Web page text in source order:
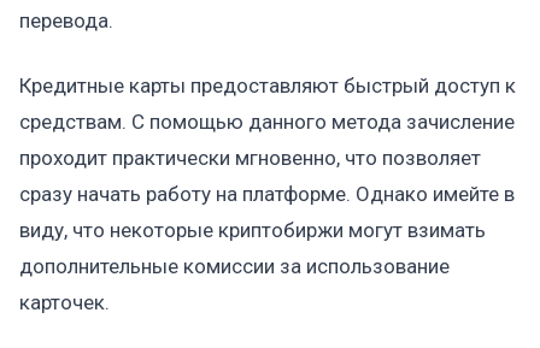
перевода.
Кредитные карты предоставляют быстрый доступ к
средствам. С помощью данного метода зачисление
проходит практически мгновенно, что позволяет
сразу начать работу на платформе. Однако имейте в
виду, что некоторые криптобиржи могут взимать
дополнительные комиссии за использование
карточек.